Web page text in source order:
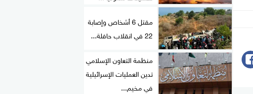
مقتل 6 أشخاص وإصابة
22 في انقلاب حافلة...
منظمة التعاون الإسلامي
تدين العمليات الإسرائيلية
في مخيم...